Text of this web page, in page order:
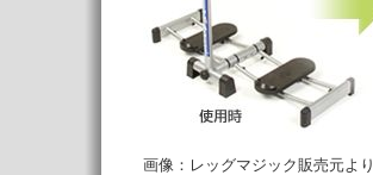
画像：レッグマジック販売元より